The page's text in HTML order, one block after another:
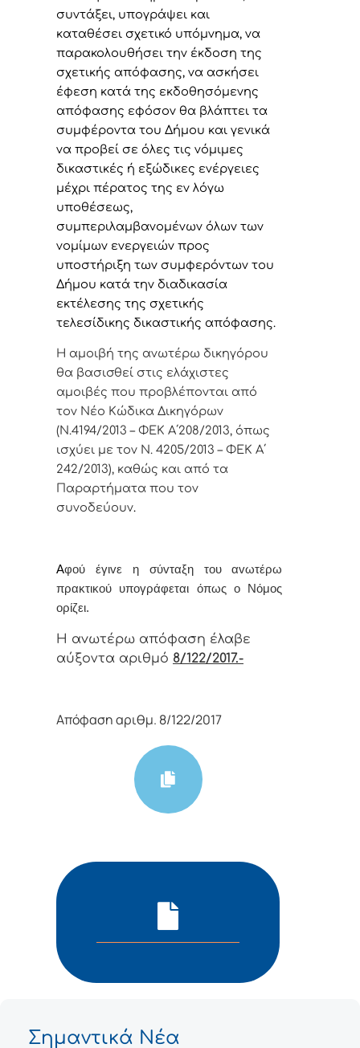
συντάξει, υπογράψει και
καταθέσει σχετικό υπόμνημα, να
παρακολουθήσει την έκδοση της
σχετικής απόφασης, να ασκήσει
έφεση κατά της εκδοθησόμενης
απόφασης εφόσον θα βλάπτει τα
συμφέροντα του Δήμου και γενικά
να προβεί σε όλες τις νόμιμες
δικαστικές ή εξώδικες ενέργειες
μέχρι πέρατος της εν λόγω
υποθέσεως,
συμπεριλαμβανομένων όλων των
νομίμων ενεργειών προς
υποστήριξη των συμφερόντων του
Δήμου κατά την διαδικασία
εκτέλεσης της σχετικής
τελεσίδικης δικαστικής απόφασης.
Η αμοιβή της ανωτέρω δικηγόρου
θα βασισθεί στις ελάχιστες
αμοιβές που προβλέπονται από
τον Νέο Κώδικα Δικηγόρων
(Ν.4194/2013 – ΦΕΚ Α΄208/2013, όπως
ισχύει με τον Ν. 4205/2013 – ΦΕΚ Α΄
242/2013), καθώς και από τα
Παραρτήματα που τον
συνοδεύουν.
Αφoύ έγιvε η σύvταξη τoυ αvωτέρω
πρακτικoύ υπoγράφεται όπως o Νόμoς
oρίζει.
Η αvωτέρω απόφαση έλαβε
αύξοντα αριθμό 8/122/2017.-
Απόφαση αριθμ. 8/122/2017
Σημαντικά Νέα